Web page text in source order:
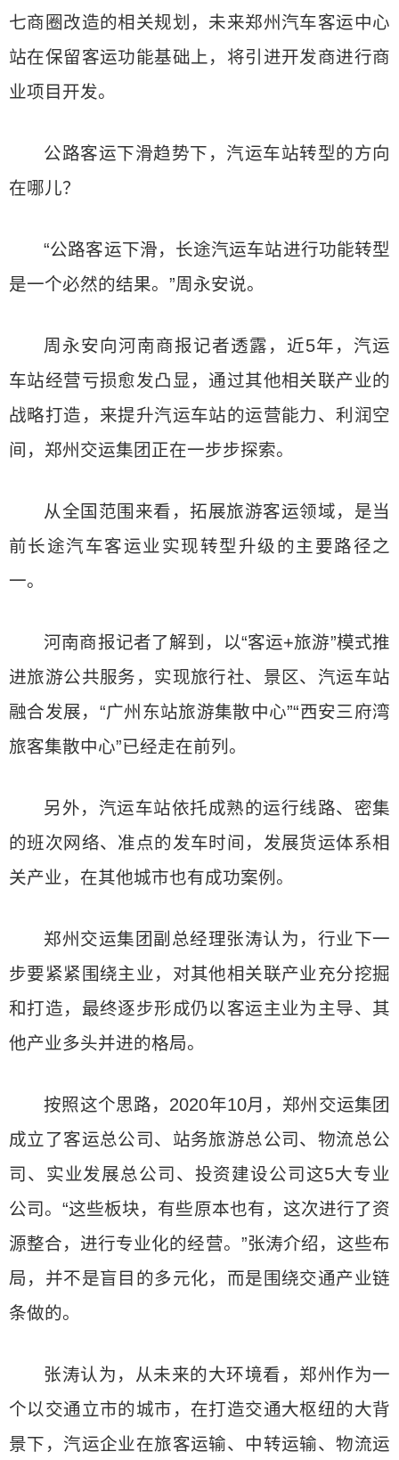
七商圈改造的相关规划，未来郑州汽车客运中心
站在保留客运功能基础上，将引进开发商进行商
业项目开发。
公路客运下滑趋势下，汽运车站转型的方向
在哪儿？
“公路客运下滑，长途汽运车站进行功能转型
是一个必然的结果。”周永安说。
周永安向河南商报记者透露，近5年，汽运
车站经营亏损愈发凸显，通过其他相关联产业的
战略打造，来提升汽运车站的运营能力、利润空
间，郑州交运集团正在一步步探索。
从全国范围来看，拓展旅游客运领域，是当
前长途汽车客运业实现转型升级的主要路径之
一。
河南商报记者了解到，以“客运+旅游”模式推
进旅游公共服务，实现旅行社、景区、汽运车站
融合发展，“广州东站旅游集散中心”“西安三府湾
旅客集散中心”已经走在前列。
另外，汽运车站依托成熟的运行线路、密集
的班次网络、准点的发车时间，发展货运体系相
关产业，在其他城市也有成功案例。
郑州交运集团副总经理张涛认为，行业下一
步要紧紧围绕主业，对其他相关联产业充分挖掘
和打造，最终逐步形成仍以客运主业为主导、其
他产业多头并进的格局。
按照这个思路，2020年10月，郑州交运集团
成立了客运总公司、站务旅游总公司、物流总公
司、实业发展总公司、投资建设公司这5大专业
公司。“这些板块，有些原本也有，这次进行了资
源整合，进行专业化的经营。”张涛介绍，这些布
局，并不是盲目的多元化，而是围绕交通产业链
条做的。
张涛认为，从未来的大环境看，郑州作为一
个以交通立市的城市，在打造交通大枢纽的大背
景下，汽运企业在旅客运输、中转运输、物流运